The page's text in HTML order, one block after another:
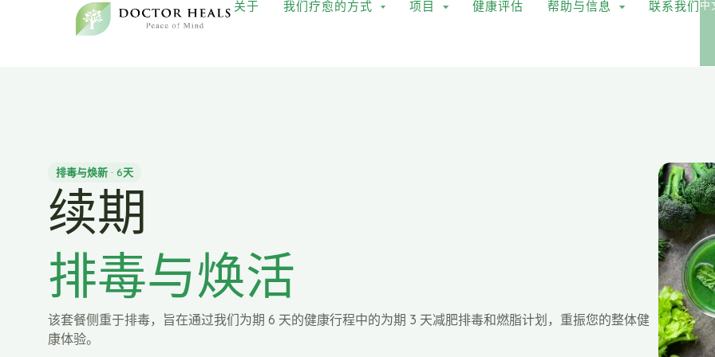
关于 我们疗愈的方式 项目 健康评估 帮助与信息 联系我们中
排毒与焕新 · 6天
续期
排毒与焕活
该套餐侧重于排毒，旨在通过我们为期 6 天的健康行程中的为期 3 天减肥排毒和燃脂计划，重振您的整体健
康体验。